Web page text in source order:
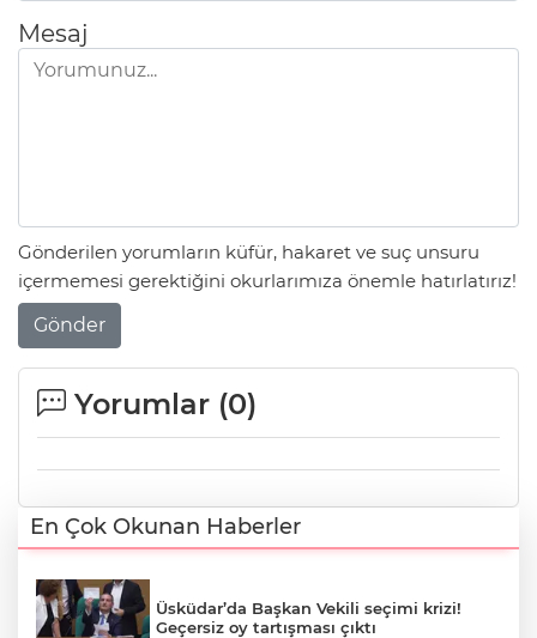
Mesaj
Gönderilen yorumların küfür, hakaret ve suç unsuru
içermemesi gerektiğini okurlarımıza önemle hatırlatırız!
Gönder
Yorumlar (0)
En Çok Okunan Haberler
Üsküdar’da Başkan Vekili seçimi krizi!
Geçersiz oy tartışması çıktı